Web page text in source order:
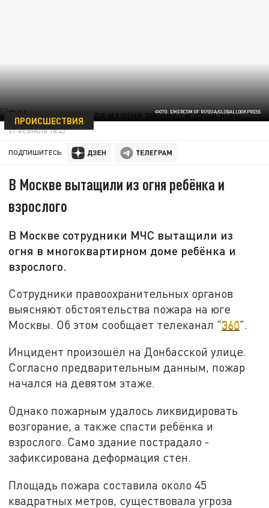
ФОТО: EMERCOM OF RUSSIA/GLOBALLOOKPRESS
ПРОИСШЕСТВИЯ
27 ФЕВРАЛЯ 18:43
ПОДПИШИТЕСЬ:
В Москве вытащили из огня ребёнка и
взрослого
В Москве сотрудники МЧС вытащили из
огня в многоквартирном доме ребёнка и
взрослого.
Сотрудники правоохранительных органов
выясняют обстоятельства пожара на юге
Москвы. Об этом сообщает телеканал "360".
Инцидент произошёл на Донбасской улице.
Согласно предварительным данным, пожар
начался на девятом этаже.
Однако пожарным удалось ликвидировать
возгорание, а также спасти ребёнка и
взрослого. Само здание пострадало -
зафиксирована деформация стен.
Площадь пожара составила около 45
квадратных метров, существовала угроза